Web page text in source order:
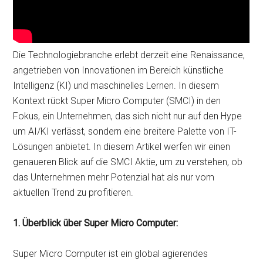
Die Technologiebranche erlebt derzeit eine Renaissance,
angetrieben von Innovationen im Bereich künstliche
Intelligenz (KI) und maschinelles Lernen. In diesem
Kontext rückt Super Micro Computer (SMCI) in den
Fokus, ein Unternehmen, das sich nicht nur auf den Hype
um AI/KI verlässt, sondern eine breitere Palette von IT-
Lösungen anbietet. In diesem Artikel werfen wir einen
genaueren Blick auf die SMCI Aktie, um zu verstehen, ob
das Unternehmen mehr Potenzial hat als nur vom
aktuellen Trend zu profitieren.
1. Überblick über Super Micro Computer:
Super Micro Computer ist ein global agierendes